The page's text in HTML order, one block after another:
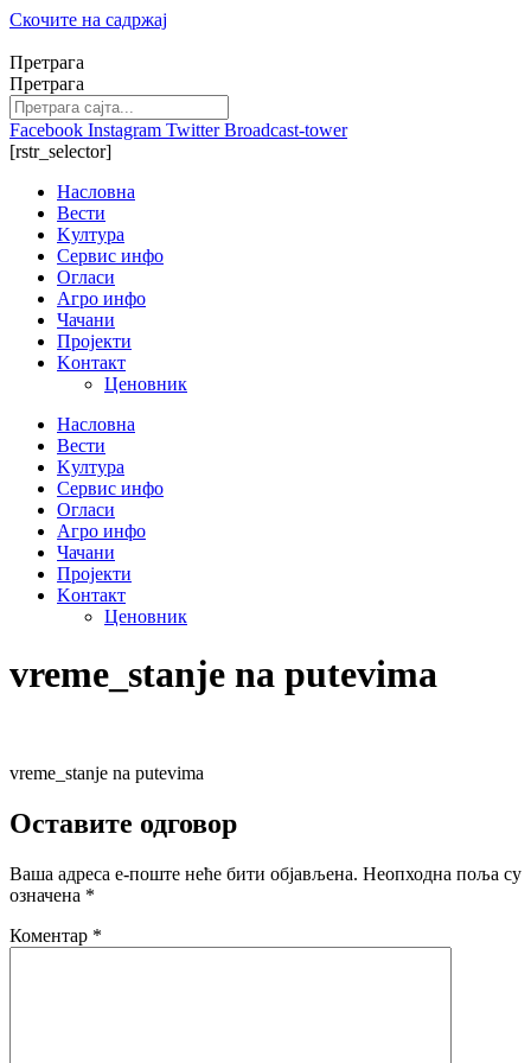
Скочите на садржај
Претрага
Претрага
Facebook Instagram Twitter Broadcast-tower
[rstr_selector]
Насловна
Вести
Kултура
Сервис инфо
Огласи
Агро инфо
Чачани
Пројекти
Kонтакт
Ценовник
Насловна
Вести
Kултура
Сервис инфо
Огласи
Агро инфо
Чачани
Пројекти
Kонтакт
Ценовник
vreme_stanje na putevima
vreme_stanje na putevima
Оставите одговор
Ваша адреса е-поште неће бити објављена. Неопходна поља су
означена *
Коментар *